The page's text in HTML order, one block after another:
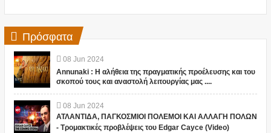
Πρόσφατα
08 Jun 2024
Annunaki : Η αλήθεια της πραγματικής προέλευσης και του
σκοπού τους και αναστολή λειτουργίας μας ....
08 Jun 2024
ΑΤΛΑΝΤΙΔΑ, ΠΑΓΚΟΣΜΙΟΙ ΠΟΛΕΜΟΙ ΚΑΙ ΑΛΛΑΓΗ ΠΟΛΩΝ
- Τρομακτικές προβλέψεις του Edgar Cayce (Video)